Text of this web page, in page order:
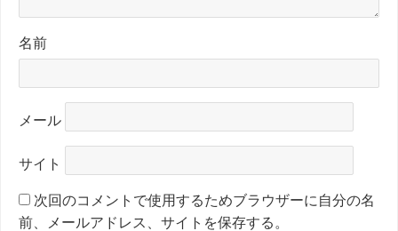
名前
メール
サイト
次回のコメントで使用するためブラウザーに自分の名
前、メールアドレス、サイトを保存する。